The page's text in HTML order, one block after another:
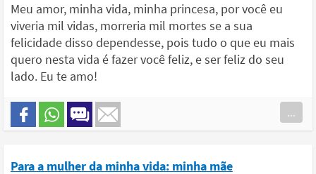
Meu amor, minha vida, minha princesa, por você eu
viveria mil vidas, morreria mil mortes se a sua
felicidade disso dependesse, pois tudo o que eu mais
quero nesta vida é fazer você feliz, e ser feliz do seu
lado. Eu te amo!
...
Para a mulher da minha vida: minha mãe